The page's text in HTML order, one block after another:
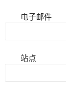
电子邮件
站点